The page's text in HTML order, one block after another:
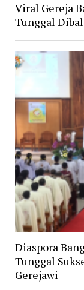
Viral Gereja
Tunggal
Diaspora
Tunggal
Gerejawi